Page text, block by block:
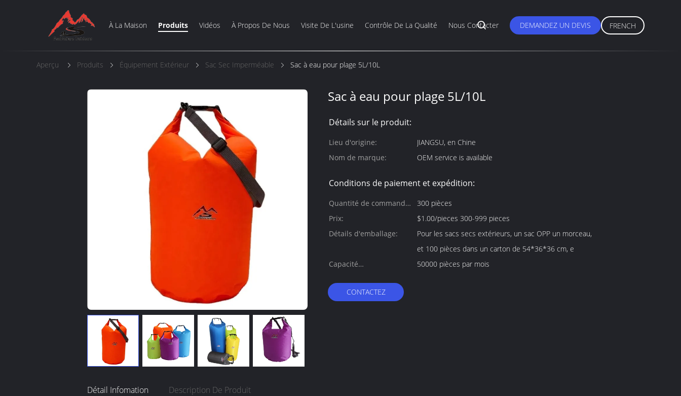
À La Maison Produits Vidéos À Propos De Nous Visite De L'usine Contrôle De La Qualité Nous Contacter DEMANDEZ UN DEVIS FRENCH
Aperçu Produits Équipement Extérieur Sac Sec Imperméable Sac à eau pour plage 5L/10L
Sac à eau pour plage 5L/10L
Détails sur le produit:
Lieu d'origine:
JIANGSU, en Chine
Nom de marque:
OEM service is available
Conditions de paiement et expédition:
Quantité de commande
min:
300 pièces
Prix:
$1.00/pieces 300-999 pieces
Détails d'emballage:
Pour les sacs secs extérieurs, un sac OPP un morceau,
et 100 pièces dans un carton de 54*36*36 cm, e
Capacité
50000 pièces par mois
CONTACTEZ
Détail Infomation Description De Produit